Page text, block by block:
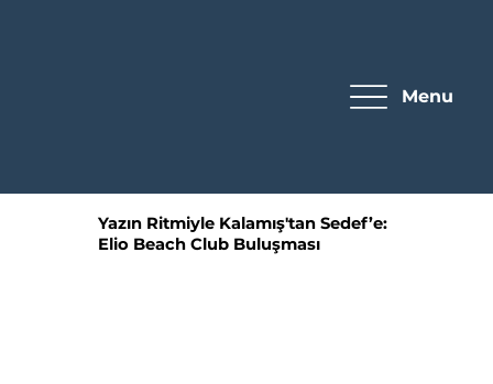
Menu
Yazın Ritmiyle Kalamış'tan Sedef’e:
Elio Beach Club Buluşması